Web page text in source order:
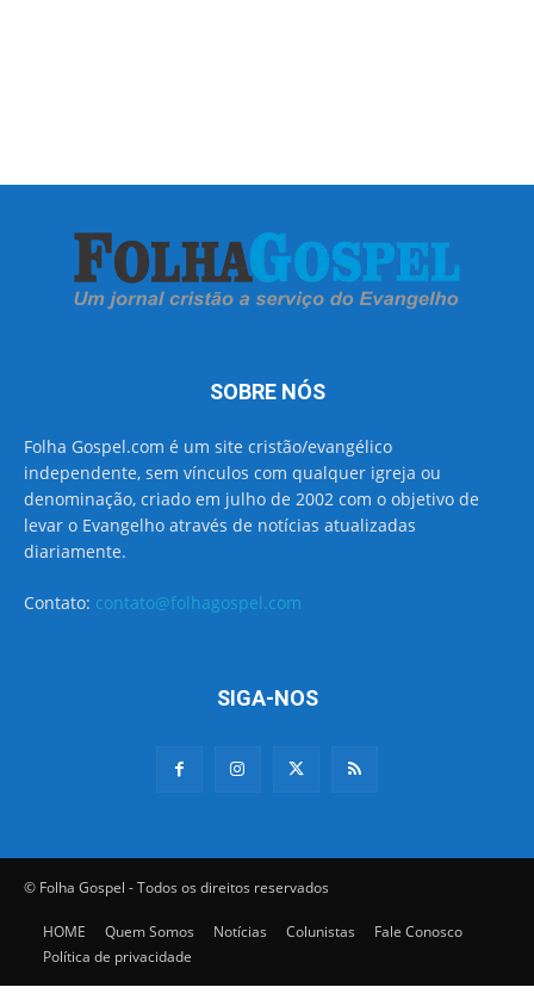
SOBRE NÓS
Folha Gospel.com é um site cristão/evangélico
independente, sem vínculos com qualquer igreja ou
denominação, criado em julho de 2002 com o objetivo de
levar o Evangelho através de notícias atualizadas
diariamente.
Contato: contato@folhagospel.com
SIGA-NOS
© Folha Gospel - Todos os direitos reservados
HOME Quem Somos Notícias Colunistas
Fale Conosco
Política de privacidade